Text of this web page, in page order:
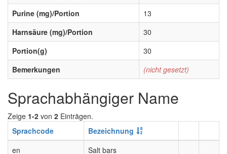
Purine (mg)/Portion
13
Harnsäure (mg)/Portion
30
Portion(g)
30
Bemerkungen
(nicht gesetzt)
Sprachabhängiger Name
Zeige 1-2 von 2 Einträgen.
Sprachcode
Bezeichnung
en
Salt bars